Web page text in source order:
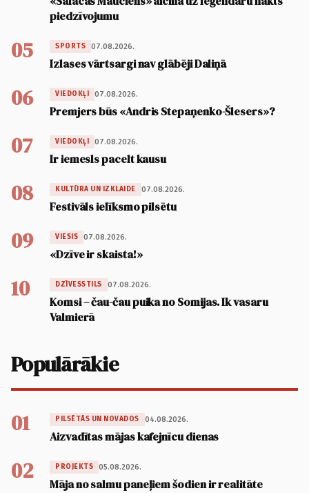
piedzīvojumu
05 SPORTS 07.08.2026.
Izlases vārtsargi nav glābēji Daliņā
06 VIEDOKĻI 07.08.2026.
Premjers būs «Andris Stepaņenko-Šlesers»?
07 VIEDOKĻI 07.08.2026.
Ir iemesls pacelt kausu
08 KULTŪRA UN IZKLAIDE 07.08.2026.
Festivāls ielīksmo pilsētu
09 VIESIS 07.08.2026.
«Dzīve ir skaista!»
10 DZĪVESSTILS 07.08.2026.
Komsi – čau-čau puika no Somijas. Ik vasaru
Valmierā
Populārākie
01 PILSĒTĀS UN NOVADOS 04.08.2026.
Aizvadītas mājas kafejnīcu dienas
02 PROJEKTS 05.08.2026.
Māja no salmu paneļiem šodien ir realitāte